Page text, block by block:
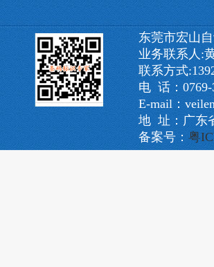
东莞市宏山
业务联系人:
联系方式
电 话：0769-
E-mail：
地 址：广东
备案号： 粤